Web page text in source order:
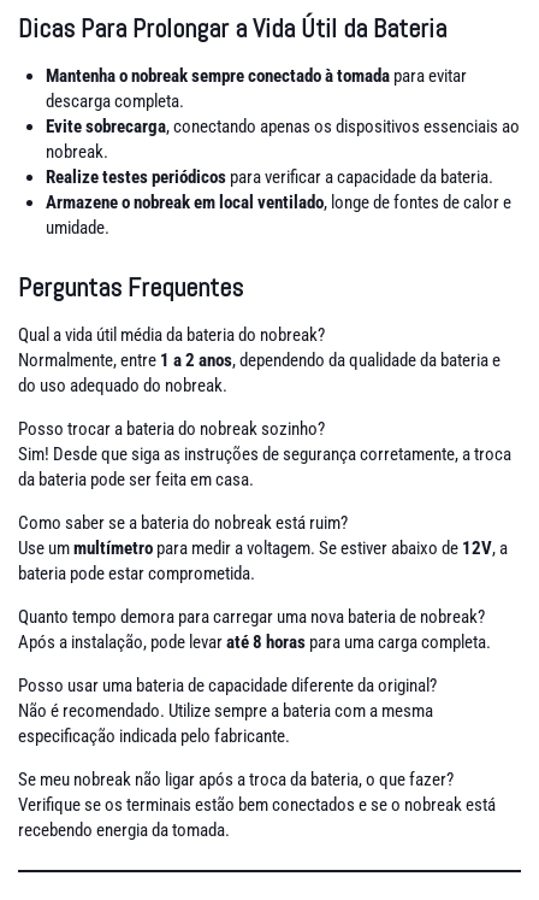
Dicas Para Prolongar a Vida Útil da Bateria
Mantenha o nobreak sempre conectado à tomadapara evitar
descarga completa.
Evite sobrecarga, conectando apenas os dispositivos essenciais ao
nobreak.
Realize testes periódicospara verificar a capacidade da bateria.
Armazene o nobreak em local ventilado, longe de fontes de calor e
umidade.
Perguntas Frequentes
Qual a vida útil média da bateria do nobreak?
Normalmente, entre 1 a 2 anos, dependendo da qualidade da bateria e
do uso adequado do nobreak.
Posso trocar a bateria do nobreak sozinho?
Sim! Desde que siga as instruções de segurança corretamente, a troca
da bateria pode ser feita em casa.
Como saber se a bateria do nobreak está ruim?
Use ummultímetro para medir a voltagem. Se estiver abaixo de 12V, a
bateria pode estar comprometida.
Quanto tempo demora para carregar uma nova bateria de nobreak?
Após a instalação, pode levaraté 8 horas para uma carga completa.
Posso usar uma bateria de capacidade diferente da original?
Não é recomendado. Utilize sempre a bateria com a mesma
especificação indicada pelo fabricante.
Se meu nobreak não ligar após a troca da bateria, o que fazer?
Verifique se os terminais estão bem conectados e se o nobreak está
recebendo energia da tomada.